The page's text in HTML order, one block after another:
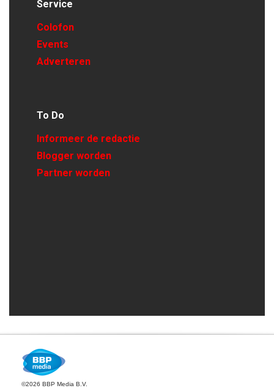
Service
Colofon
Events
Adverteren
To Do
Informeer de redactie
Blogger worden
Partner worden
©2026 BBP Media B.V.